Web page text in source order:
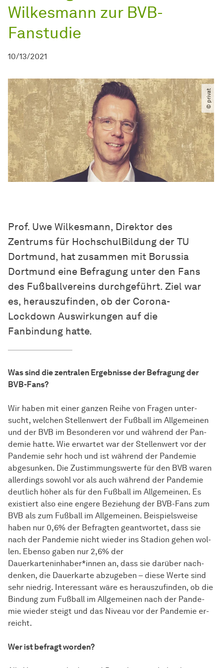
Wilkesmann zur BVB-
Fanstudie
10/13/2021
© privat
Prof. Uwe Wilkesmann, Di­rek­tor des
Zentrums für Hoch­schul­Bil­dung der TU
Dort­mund, hat zu­sam­men mit Borussia
Dort­mund eine Be­fra­gung unter den Fans
des Fußballvereins durch­ge­führt. Ziel war
es, herauszufinden, ob der Co­ro­na-
Lockdown Aus­wir­kungen auf die
Fanbindung hatte.
Was sind die zen­tra­len Er­geb­nisse der Be­fra­gung der
BVB-Fans?
Wir haben mit einer ganzen Reihe von Fragen un­ter­
sucht, welchen Stellenwert der Fußball im All­ge­mei­nen
und der BVB im Besonderen vor und wäh­rend der Pan­
de­mie hatte. Wie erwartet war der Stellenwert vor der
Pan­de­mie sehr hoch und ist wäh­rend der Pan­de­mie
abgesunken. Die Zustimmungswerte für den BVB waren
al­ler­dings sowohl vor als auch wäh­rend der Pan­de­mie
deutlich höher als für den Fußball im All­ge­mei­nen. Es
existiert also eine engere Beziehung der BVB-Fans zum
BVB als zum Fußball im All­ge­mei­nen. Bei­spiels­wei­se
haben nur 0,6% der Be­frag­ten geantwortet, dass sie
nach der Pan­de­mie nicht wieder ins Stadion gehen wol­
len. Ebenso gaben nur 2,6% der
Dauerkarteninhaber*innen an, dass sie da­rü­ber nach­
den­ken, die Dauerkarte abzugeben – diese Wer­te sind
sehr niedrig. Interessant wäre es herauszufinden, ob die
Bindung zum Fußball im All­ge­mei­nen nach der Pan­de­
mie wieder steigt und das Niveau vor der Pan­de­mie er­
reicht.
Wer ist befragt worden?